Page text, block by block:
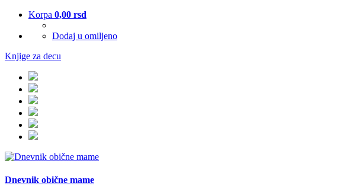
Korpa 0,00 rsd
Dodaj u omiljeno
Knjige za decu
Dnevnik obične mame